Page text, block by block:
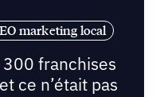
marketing local
300 franchises
ce n’était pas